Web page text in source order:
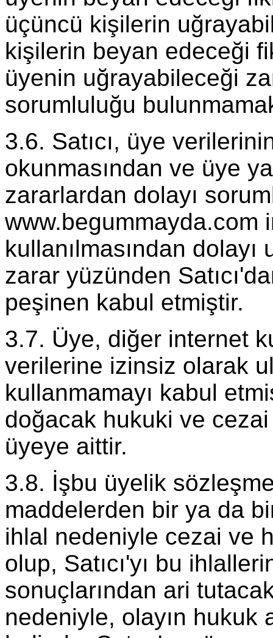
üçüncü kişilerin
kişilerin beyan edeceği
üyenin uğrayabileceği
sorumluluğu
3.6. Satıcı, üye
okunmasından ve üye
zararlardan dolayı
www.begummayda.com
kullanılmasından
zarar yüzünden
peşinen kabul etmiştir.
3.7. Üye, diğer internet
verilerine izinsiz olarak
kullanmamayı kabul
doğacak hukuki ve
üyeye aittir.
3.8. İşbu üyelik
maddelerden bir ya da
ihlal nedeniyle cezai ve
olup, Satıcı'yı bu
sonuçlarından ari
nedeniyle, olayın hukuk